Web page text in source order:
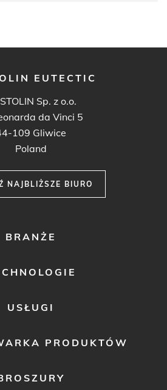
EUTECTIC
Sp. z o.o.
da Vinci 5
109 Gliwice
Poland
NAJBLIŻSZE BIURO
BRANŻE
USŁUGI
PRODUKTÓW